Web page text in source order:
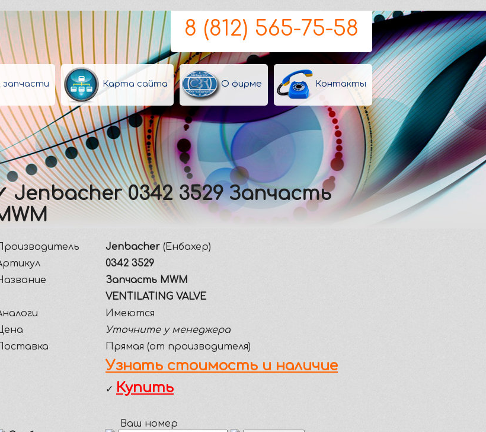
8 (812) 565-75-58
запчасти Карта сайта О фирме Контакты
Jenbacher 0342 3529 Запчасть
Jenbacher (Енбахер)
0342 3529
Запчасть MWM
VENTILATING VALVE
Имеются
Уточните у менеджера
Прямая (от производителя)
Узнать стоимость и наличие
✓ Купить
Ваш номер